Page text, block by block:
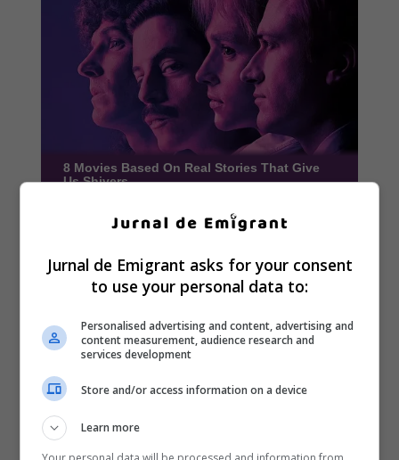
Jurnal de Emigrant asks for your consent
to use your personal data to:
Personalised advertising and content, advertising and
content measurement, audience research and
services development
Store and/or access information on a device
Learn more